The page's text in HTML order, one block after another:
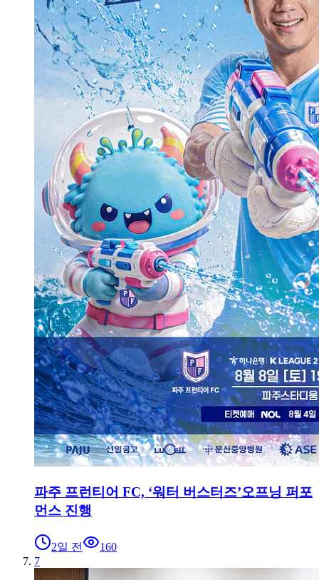
파주 프런티어 FC, ‘워터 버스터즈’오프닝 퍼포
먼스 진행
2일 전
160
7